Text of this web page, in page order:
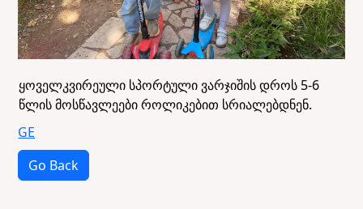
ყოველკვირეული სპორტული ვარჯიშის დროს 5-6
წლის მოსწავლეები როლიკებით სრიალებდნენ.
GE
Go Back